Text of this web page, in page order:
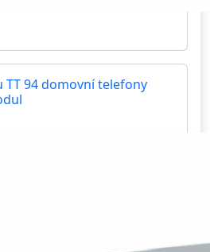
94 domovní telefony